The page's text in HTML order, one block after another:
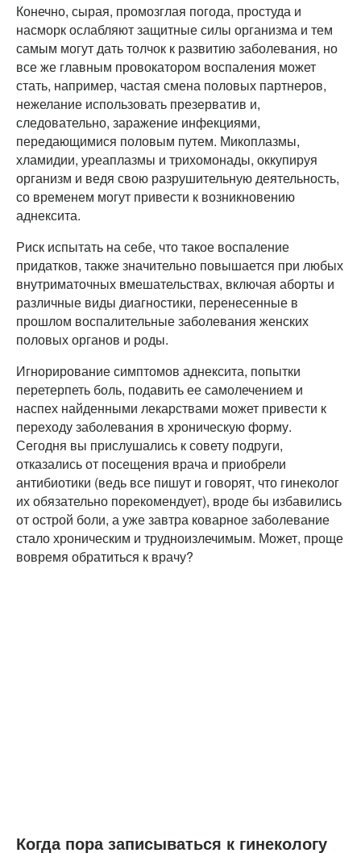
Конечно, сырая, промозглая погода, простуда и
насморк ослабляют защитные силы организма и тем
самым могут дать толчок к развитию заболевания, но
все же главным провокатором воспаления может
стать, например, частая смена половых партнеров,
нежелание использовать презерватив и,
следовательно, заражение инфекциями,
передающимися половым путем. Микоплазмы,
хламидии, уреаплазмы и трихомонады, оккупируя
организм и ведя свою разрушительную деятельность,
со временем могут привести к возникновению
аднексита.
Риск испытать на себе, что такое воспаление
придатков, также значительно повышается при любых
внутриматочных вмешательствах, включая аборты и
различные виды диагностики, перенесенные в
прошлом воспалительные заболевания женских
половых органов и роды.
Игнорирование симптомов аднексита, попытки
перетерпеть боль, подавить ее самолечением и
наспех найденными лекарствами может привести к
переходу заболевания в хроническую форму.
Сегодня вы прислушались к совету подруги,
отказались от посещения врача и приобрели
антибиотики (ведь все пишут и говорят, что гинеколог
их обязательно порекомендует), вроде бы избавились
от острой боли, а уже завтра коварное заболевание
стало хроническим и трудноизлечимым. Может, проще
вовремя обратиться к врачу?
Когда пора записываться к гинекологу